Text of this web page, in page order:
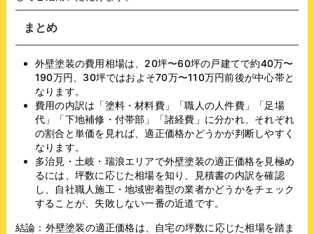
まとめ
外壁塗装の費用相場は、20坪〜60坪の戸建てで約40万〜
190万円、30坪ではおよそ70万〜110万円前後が中心帯と
なります。
費用の内訳は「塗料・材料費」「職人の人件費」「足場
代」「下地補修・付帯部」「諸経費」に分かれ、それぞれ
の割合と単価を見れば、適正価格かどうかが判断しやすく
なります。
多治見・土岐・瑞浪エリアで外壁塗装の適正価格を見極め
るには、坪数に応じた相場を知り、見積書の内訳を確認
し、自社職人施工・地域密着型の業者かどうかをチェック
することが、失敗しない一番の近道です。
結論：外壁塗装の適正価格は、自宅の坪数に応じた相場を踏ま